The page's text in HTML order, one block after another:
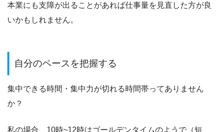
本業にも支障が出ることがあれば仕事量を見直した方が良
いかもしれません。
自分のペースを把握する
集中できる時間・集中力が切れる時間帯ってありません
か？
私の場合、10時~12時はゴールデンタイムのようで（短